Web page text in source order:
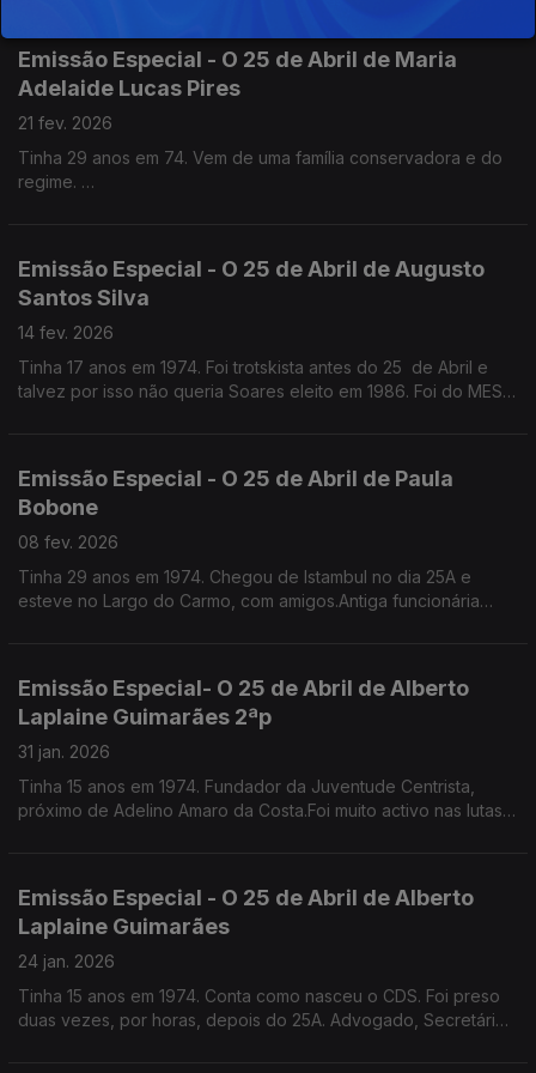
Emissão Especial - O 25 de Abril de Maria
Adelaide Lucas Pires
21 fev. 2026
Tinha 29 anos em 74. Vem de uma família conservadora e do
regime.
Emissão Especial - O 25 de Abril de Augusto
Santos Silva
14 fev. 2026
Tinha 17 anos em 1974. Foi trotskista antes do 25 de Abril e
talvez por isso não queria Soares eleito em 1986. Foi do MES,
Emissão Especial - O 25 de Abril de Paula
Bobone
08 fev. 2026
Tinha 29 anos em 1974. Chegou de Istambul no dia 25A e
esteve no Largo do Carmo, com amigos.Antiga funcionária
Emissão Especial- O 25 de Abril de Alberto
Laplaine Guimarães 2ªp
31 jan. 2026
Tinha 15 anos em 1974. Fundador da Juventude Centrista,
próximo de Adelino Amaro da Costa.Foi muito activo nas lutas
Emissão Especial - O 25 de Abril de Alberto
Laplaine Guimarães
24 jan. 2026
Tinha 15 anos em 1974. Conta como nasceu o CDS. Foi preso
duas vezes, por horas, depois do 25A. Advogado, Secretário